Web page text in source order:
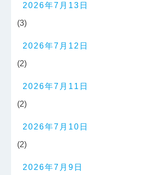
2026年7月13日
(3)
2026年7月12日
(2)
2026年7月11日
(2)
2026年7月10日
(2)
2026年7月9日